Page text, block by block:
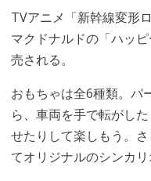
TVアニメ「新幹線変形
マクドナルドの「ハッ
売される。
おもちゃは全6種類。パ
ら、車両を手で転がし
せたりして楽しもう。
てオリジナルのシンカリ